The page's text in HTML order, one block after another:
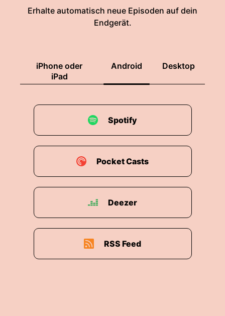
Erhalte automatisch neue Episoden auf dein
Endgerät.
iPhone oder
iPad
Android Desktop
Spotify
Pocket Casts
Deezer
RSS Feed